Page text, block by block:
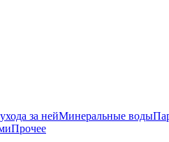
за нейМинеральные воды
Прочее